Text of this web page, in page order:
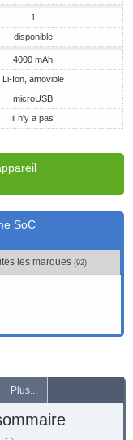
1
disponible
4000 mAh
Li-Ion, amovible
microUSB
il n'y a pas
SoC
les marques(92)
Plus...